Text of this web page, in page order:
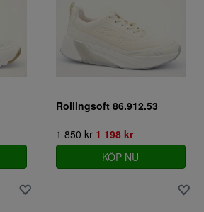
Rollingsoft 86.912.53
1 850 kr 1 198 kr
KÖP NU